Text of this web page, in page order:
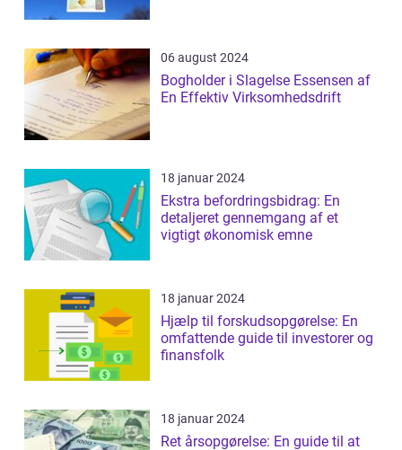
06 august 2024
Bogholder i Slagelse Essensen af
En Effektiv Virksomhedsdrift
18 januar 2024
Ekstra befordringsbidrag: En
detaljeret gennemgang af et
vigtigt økonomisk emne
18 januar 2024
Hjælp til forskudsopgørelse: En
omfattende guide til investorer og
finansfolk
18 januar 2024
Ret årsopgørelse: En guide til at